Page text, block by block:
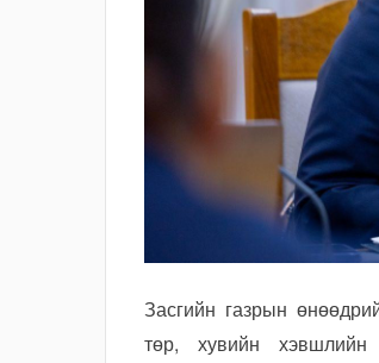
Засгийн газрын
төр, хувийн хэвшлийн